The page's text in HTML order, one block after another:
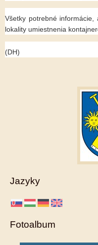
Všetky potrebné
lokality umiestnenia
(DH)
Jazyky
Fotoalbum